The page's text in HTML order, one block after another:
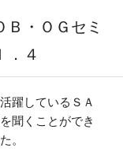
Ｂ・ＯＧセミ
．４
躍しているＳＡ
聞くことができ
。